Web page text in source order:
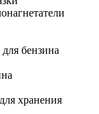
бензина
хранения